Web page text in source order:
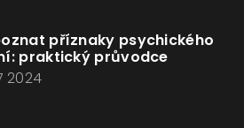
příznaky psychického
praktický průvodce
2024